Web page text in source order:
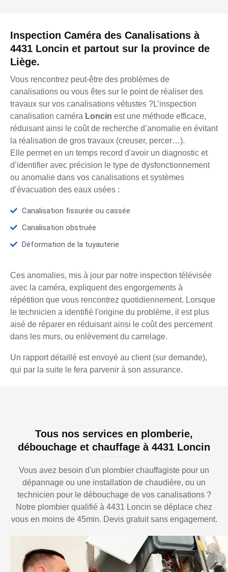
Inspection Caméra des Canalisations à
4431 Loncin et partout sur la province de
Liège.
Vous rencontrez peut-être des problèmes de
canalisations ou vous êtes sur le point de réaliser des
travaux sur vos canalisations vétustes ?L’inspection
canalisation caméra Loncin est une méthode efficace,
réduisant ainsi le coût de recherche d’anomalie en évitant
la réalisation de gros travaux (creuser, percer…).
Elle permet en un temps record d'avoir un diagnostic et
d’identifier avec précision le type de dysfonctionnement
ou anomalie dans vos canalisations et systèmes
d’évacuation des eaux usées :
Canalisation fissurée ou cassée
Canalisation obstruée
Déformation de la tuyauterie
Ces anomalies, mis à jour par notre inspection télévisée
avec la caméra, expliquent des engorgements à
répétition que vous rencontrez quotidiennement. Lorsque
le technicien a identifié l'origine du problème, il est plus
aisé de réparer en réduisant ainsi le coût des percement
dans les murs, ou enlèvement du carrelage.
Un rapport détaillé est envoyé au client (sur demande),
qui par la suite le fera parvenir à son assurance.
Tous nos services en plomberie,
débouchage et chauffage à 4431 Loncin
Vous avez besoin d'un plombier chauffagiste pour un
dépannage ou une installation de chaudière, ou un
technicien pour le débouchage de vos canalisations ?
Notre plombier qualifié à 4431 Loncin se déplace chez
vous en moins de 45min. Devis gratuit sans engagement.